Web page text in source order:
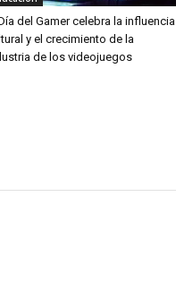
del Gamer celebra la influencia
y el crecimiento de la
de los videojuegos